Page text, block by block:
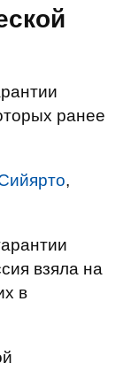
ранее
,
взяла на
в